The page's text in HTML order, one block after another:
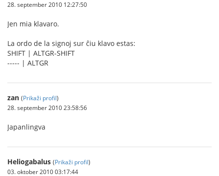
28. september 2010 12:27:50
Jen mia klavaro.
La ordo de la signoj sur ĉiu klavo estas:
SHIFT | ALTGR-SHIFT
----- | ALTGR
zan (Prikaži profil)
28. september 2010 23:58:56
Japanlingva
Heliogabalus (Prikaži profil)
03. oktober 2010 03:17:44